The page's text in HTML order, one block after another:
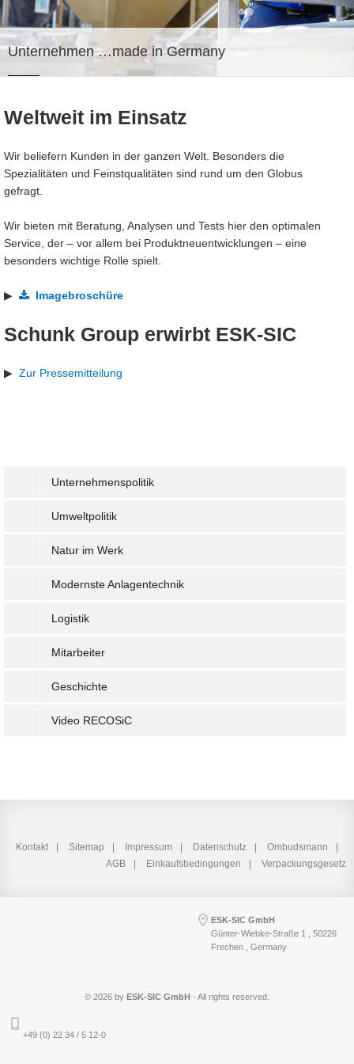
Unternehmen…made in Germany
Weltweit im Einsatz
Wir beliefern Kunden in der ganzen Welt. Besonders die
Spezialitäten und Feinstqualitäten sind rund um den Globus
gefragt.
Wir bieten mit Beratung, Analysen und Tests hier den optimalen
Service, der – vor allem bei Produktneuentwicklungen – eine
besonders wichtige Rolle spielt.
▶ Imagebroschüre
Schunk Group erwirbt ESK-SIC
▶ Zur Pressemitteilung
Unternehmenspolitik
Umweltpolitik
Natur im Werk
Modernste Anlagentechnik
Logistik
Mitarbeiter
Geschichte
Video RECOSiC
Kontakt Sitemap Impressum Datenschutz
Ombudsmann
AGB
Einkaufsbedingungen Verpackungsgesetz
ESK-SIC GmbH
Günter-Wiebke-Straße 1 , 50226
Frechen , Germany
© 2026 by ESK-SIC GmbH - All rights reserved.
+49 (0) 22 34 / 5 12-0